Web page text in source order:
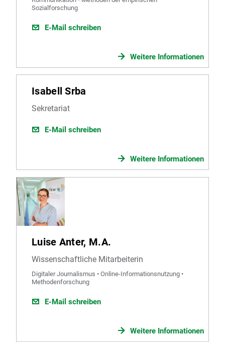
Sozialforschung
E-Mail schreiben
Weitere Informationen
Isabell Srba
Sekretariat
E-Mail schreiben
Weitere Informationen
Luise Anter, M.A.
Wissenschaftliche Mitarbeiterin
Digitaler Journalismus • Online-Informationsnutzung •
Methodenforschung
E-Mail schreiben
Weitere Informationen